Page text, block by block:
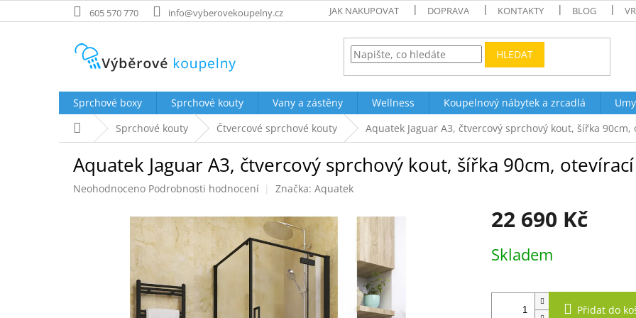
na
605 570 770 info@vyberovekoupelny.cz JAK NAKUPOVAT DOPRAVA KONTAKTY BLOG
HLEDAT
Sprchové boxy Sprchové kouty Vany a zástěny Wellness Koupelnový nábytek a zrcadlá
Domů Sprchové kouty Čtvercové sprchové kouty Aquatek Jaguar A3, čtvercový sprchový kout, šířka
Aquatek Jaguar A3, čtvercový sprchový kout, šířka 90cm,
Průměrné
Neohodnoceno Podrobnosti hodnocení Značka: Aquatek
22 690 Kč
cena:
Skladem
Přidat do